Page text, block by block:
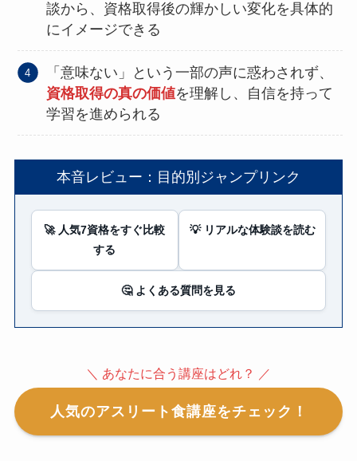
談から、資格取得後の輝かしい変化を具体的
にイメージできる
「意味ない」という一部の声に惑わされず、
資格取得の真の価値を理解し、自信を持って
学習を進められる
本音レビュー：目的別ジャンプリンク
🚀 人気7資格をすぐ比較
する
💡 リアルな体験談を読む
🤔 よくある質問を見る
＼ あなたに合う講座はどれ？ ／
人気のアスリート食講座をチェック！